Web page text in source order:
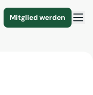
Mitglied werden